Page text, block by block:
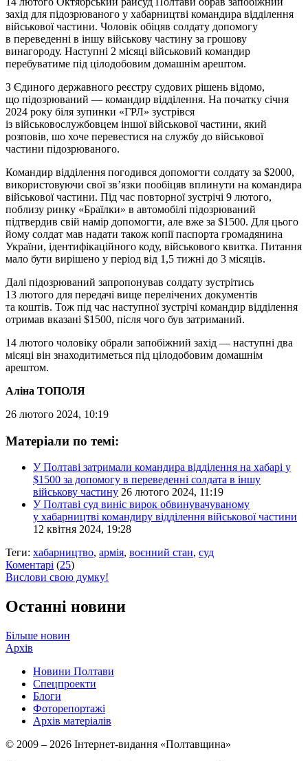
захід для підозрюваного у хабарництві командира відділення
військової частини. Чоловік обіцяв солдату допомогу
в переведенні в іншу військову частину за грошову
винагороду. Наступні 2 місяці військовий командир
перебуватиме під цілодобовим домашнім арештом.
З Єдиного державного реєстру судових рішень відомо,
що підозрюваний — командир відділення. На початку січня
2024 року біля зупинки «ГРЛ» зустрівся
із військовослужбовцем іншої військової частини, який
розповів, шо хоче перевестися на службу до військової
частини підозрюваного.
Командир відділення погодився допомогти солдату за $2000,
використовуючи свої зв’язки пообіцяв вплинути на командира
військової частини. Під час повторної зустрічі 9 лютого,
поблизу ринку «Браїлки» в автомобілі підозрюваний
підтвердив свій намір допомогти, але вже за $1500. Для цього
йому солдат мав надати також копії паспорта громадянина
України, ідентифікаційного коду, військового квитка. Питання
мало бути вирішено у період від 1,5 тижні до 3 місяців.
Далі підозрюваний запропонував солдату зустрітись
13 лютого для передачі вище перелічених документів
та коштів. Тож під час наступної зустрічі командир відділення
отримав вказані $1500, після чого був затриманий.
14 лютого чоловіку обрали запобіжний захід — наступні два
місяці він знаходитиметься під цілодобовим домашнім
арештом.
Аліна ТОПОЛЯ
26 лютого 2024, 10:19
Матеріали по темі:
У Полтаві затримали командира відділення на хабарі у
$1500 за допомогу в переведенні солдата в іншу
військову частину 26 лютого 2024, 11:19
У Полтаві суд виніс вирок обвинувачуваному
у хабарництві командиру відділення військової частини
12 квітня 2024, 19:28
Теги: хабарництво, армія, воєнний стан, суд
Коментарі (25)
Вислови свою думку!
Останні новини
Більше новин
Архів
Новини Полтави
Спецпроекти
Блоги
Фоторепортажі
Архів матеріалів
© 2009 – 2026 Інтернет-видання «Полтавщина»